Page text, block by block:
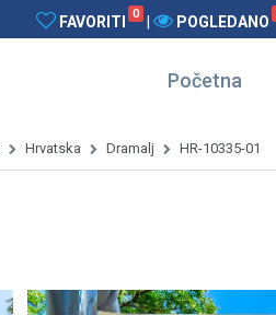
FAVORITI 0 POGLEDANO
Početna
Hrvatska Dramalj HR-10335-01